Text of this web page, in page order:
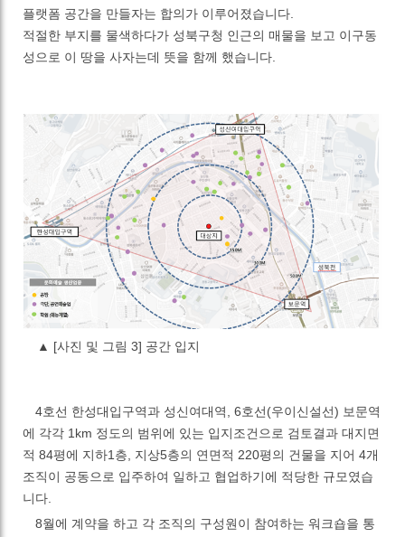
플랫폼 공간을 만들자는 합의가 이루어졌습니다
적절한 부지를 물색하다가 성북구청 인근의 매물을 보고 이구동
성으로 이 땅을 사자는데 뜻을 함께 했습니다
▲ [사진 및 그림 3] 공간 입지
4호선 한성대입구역과 성신여대역 , 6호선(우이신설선) 보문역
에 각각 1km 정도의 범위에 있는 입지조건으로 검토결과 대지면
적84평에 지하1 층 지상5층의 연면적 220평의 건물을 지어4개
조직이 공동으로 입주하여 일하고 협업하기에 적당한 규모였습
니다
8월에 계약을 하고 각 조직의 구성원이 참여하는 워크숍을 통